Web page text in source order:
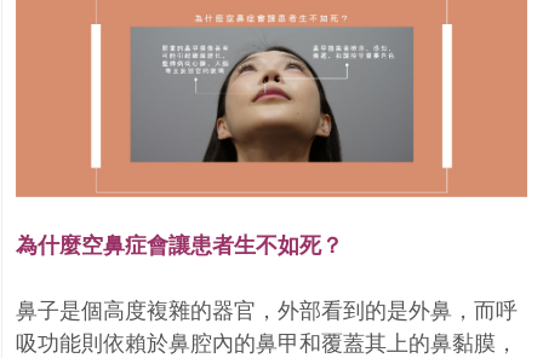
為什麼空鼻症會讓患者生不如死？
鼻子是個高度複雜的器官，外部看到的是外鼻，而呼
吸功能則依賴於鼻腔內的鼻甲和覆蓋其上的鼻黏膜，